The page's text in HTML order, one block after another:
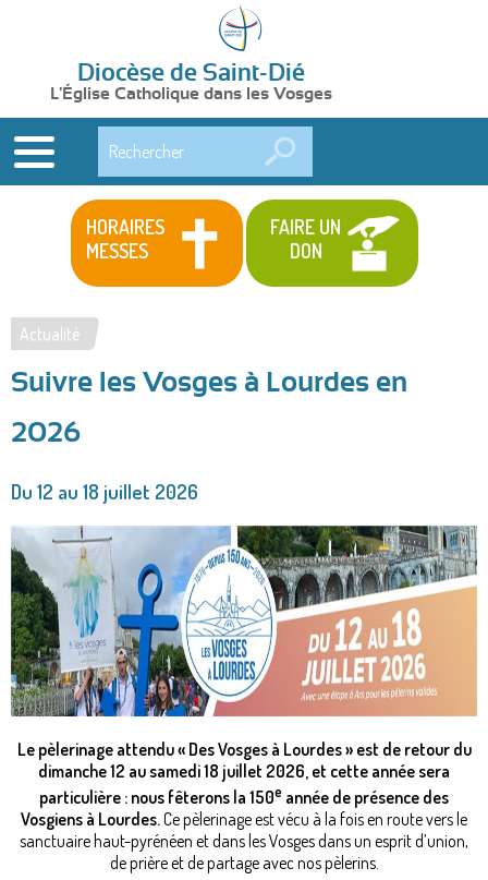
Diocèse de Saint-Dié
L'Église Catholique dans les Vosges
HORAIRES
MESSES
FAIRE UN
DON
Vous
êtes
ici
Actualité
Suivre les Vosges à Lourdes en
2026
Du 12 au 18 juillet 2026
Le pèlerinage attendu « Des Vosges à Lourdes » est de retour du
dimanche 12 au samedi 18 juillet 2026, et cette année sera
particulière : nous fêterons la 150e année de présence des
Vosgiens à Lourdes.Ce pèlerinage est vécu à la fois en route vers le
sanctuaire haut-pyrénéen et dans les Vosges dans un esprit d’union,
de prière et de partage avec nos pèlerins.